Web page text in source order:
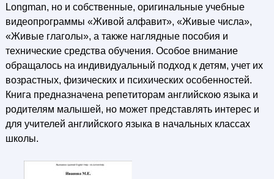
Longman, но и собственные, оригинальные учебные
видеопрограммы «Живой алфавит», «Живые числа»,
«Живые глаголы», а также наглядные пособия и
технические средства обучения. Особое внимание
обращалось на индивидуальный подход к детям, учет их
возрастных, физических и психических особенностей.
Книга предназначена peпeтиторам английскою языка и
родителям малышей, но может представлять интерес и
для учителей английского языка в начальных классах
школы.